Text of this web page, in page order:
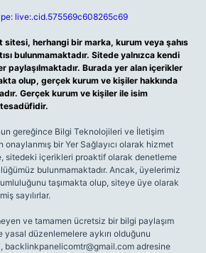
live:.cid.575569c608265c69
sitesi, herhangi bir marka, kurum veya şahıs
bulunmamaktadır. Sitede yalnızca kendi
paylaşılmaktadır. Burada yer alan içerikler
olup, gerçek kurum ve kişiler hakkında
Gerçek kurum ve kişiler ile isim
gereğince Bilgi Teknolojileri ve İletişim
onaylanmış bir Yer Sağlayıcı olarak hizmet
sitedeki içerikleri proaktif olarak denetleme
bulunmamaktadır. Ancak, üyelerimiz
taşımakta olup, siteye üye olarak
sayılırlar.
ve tamamen ücretsiz bir bilgi paylaşım
düzenlemelere aykırı olduğunu
backlinkpanelicomtr@gmail.com adresine